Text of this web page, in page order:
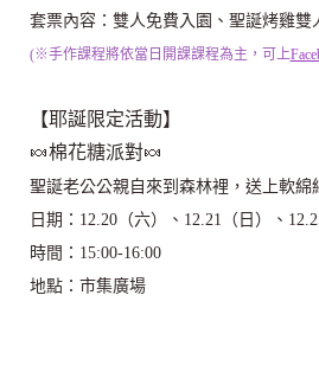
套票內容：雙人免費入園、聖誕烤雞
(※手作課程將依當日開課課程為主，可上
【耶誕限定活動】
🍬棉花糖派對🍬
聖誕老公公親自來到森林裡，送上軟
日期：12.20（六）、12.21（日）、
時間：15:00-16:00
地點：市集廣場